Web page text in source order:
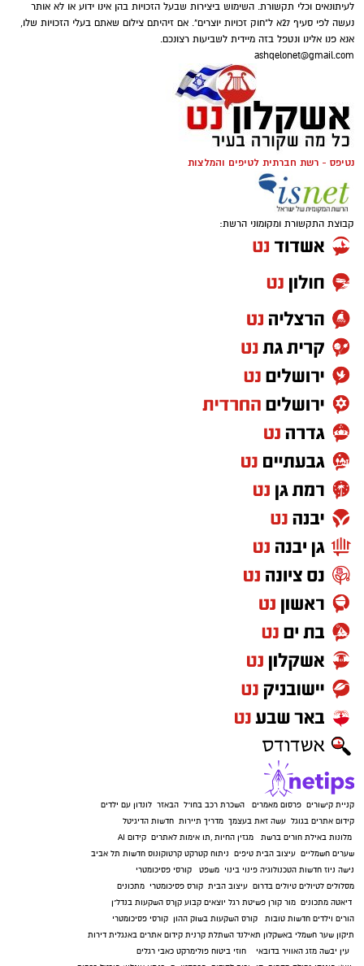
לעיתונאים וכלי תקשורת. השימוש ביצירות שבעל הזכויות בהן אינו ידוע או לא אותר
נעשה לפי סעיף 27א ל"חוק זכויות יוצרים". אם זיהיתם צילום שאתם בעלי הזכויות שלו,
אנא פנו אלינו ונטפל בזה מיידית לשביעות רצונכם.
ashqelonet@gmail.com
נטיפס - רשת חברתית לטיפים והמלצות
קבוצת התקשורת ומקומוני הרשת:
קניית קישורים פרסום מאמרים השכרת רכב בחו"ל הבאזר לונדון עם ילדים
קידום אתרים בגוגל עשה זאת בעצמך מדריך תיירות חדשות הדיגיטל
מלונות באילת חורים ברשת מגזין החיות ,תו אימות לאתרים קידום AI
שערים חשמליים עיצוב הבית טיפים ניתוח קטרקט קרטוקונוס חדשות תל אביב
נישה ניוז חדשות הטכנולוגיה פינוי בינוי משפט
קורסי פסיכומטרי
מסלולים לטיולים טיולים בדרום עיצוב הבית קורס פסיכומטרי מתכונים
דיאטה מתכונים מור קורן פשיטת רגל יוצאים קבוע קןרס השקעות בנדל"ן
הורים וילדים חדשות טובות קורס השקעות בשוק ההון קורסי פסיכומטרי
תיקון שער חשמלי באשקלון תאילנד השתלת קרנית קידום אתרים באנגלית דירות
עין יבשה מזג האוויר בדובאי חוזי ביטוח פולימרקט כאבי רגלים